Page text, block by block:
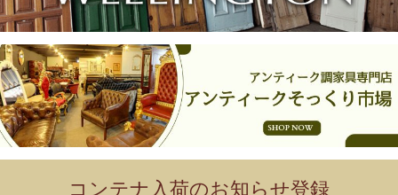
コンテナ入荷のお知らせ登録